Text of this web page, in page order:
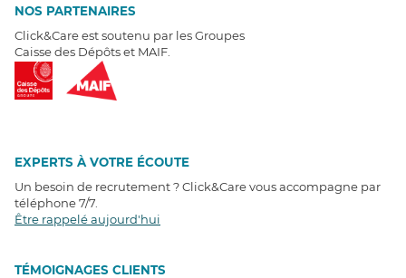
NOS PARTENAIRES
Click&Care est soutenu par les Groupes
Caisse des Dépôts et MAIF.
EXPERTS À VOTRE ÉCOUTE
Un besoin de recrutement ? Click&Care vous accompagne par
téléphone 7/7
Être rappelé aujourd'hui
TÉMOIGNAGES CLIENTS